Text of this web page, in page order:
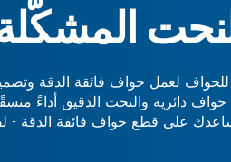
لعمل حواف فائقة الدقة
حواف دائرية والنحت الدقيق أداءً
ويساعدك على قطع حواف فائقة